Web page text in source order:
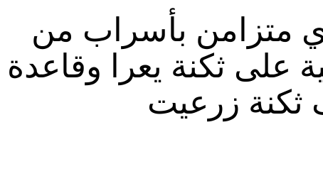
منشأة عسكرية تحمل اسم “عماد 4″، نسبة الى القائد العسكري في “الحزب” عماد مغنية الذي
متزامن بأسراب من
على ثكنة يعرا وقاعدة
زرعيت